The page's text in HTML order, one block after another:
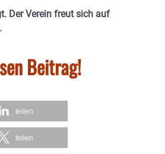
Der Verein freut sich auf
Beitrag!
teilen
teilen